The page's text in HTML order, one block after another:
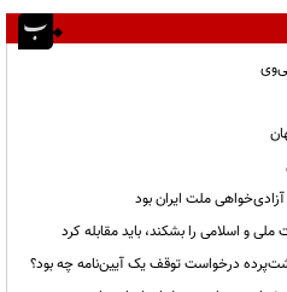
ملت ایران بود
و اسلامی را بشکند، باید مقابله کرد
درخواست توقف یک آیین‌نامه چه بود؟